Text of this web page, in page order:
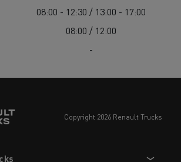
08:00 - 12:30 / 13:00 - 17:00
08:00 / 12:00
-
copyright 2026 Renault Trucks